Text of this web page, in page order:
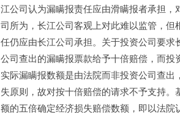
江公司认为漏瞒报责任应由滑瞒报者承担
司所为，长江公司客观上对此难以监管，
任仍应由长江公司承担。关于投资公司要
公司查出的漏瞒报票款给予十倍赔偿，而
实际漏瞒报数额是由法院而非投资公司查
失原则，故对按十倍赔偿的请求不予支持
额的五倍确定经济损失赔偿数额，即以法院